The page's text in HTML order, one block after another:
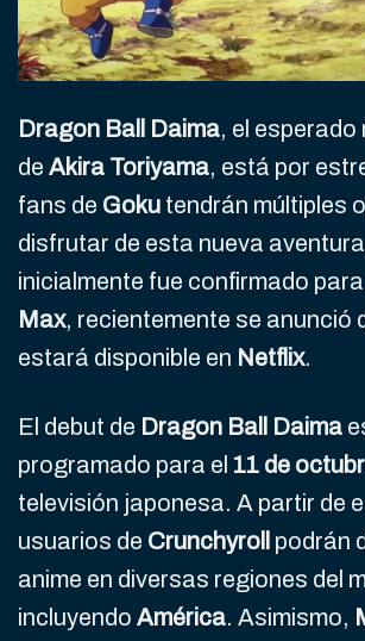
Dragon Ball Daima, el esperado
de Akira Toriyama, está por
fans de Goku tendrán múltiples
disfrutar de esta nueva
inicialmente fue confirmado para
Max, recientemente se anunció
estará disponible en Netflix.
El debut de Dragon Ball Daima
programado para el 11 de
televisión japonesa. A partir de
usuarios de Crunchyroll podrán
anime en diversas regiones del
incluyendo América. Asimismo,